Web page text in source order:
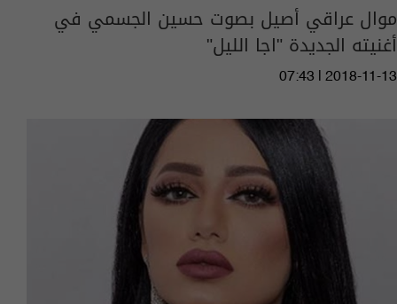
موال عراقي أصيل بصوت حسين الجسمي في
أغنيته الجديدة "اجا الليل"
07:43 | 2018-11-13